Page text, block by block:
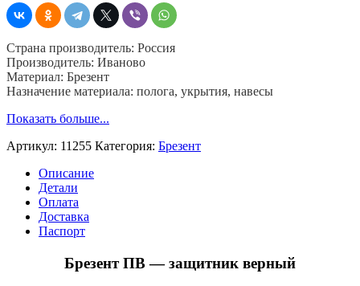
90,
пл.
гр,
Иваново,
хб
40%,
40%,
джут
20%
Страна производитель: Россия
Производитель: Иваново
Материал: Брезент
Назначение материала: полога, укрытия, навесы
Показать больше...
Артикул: 11255 Категория: Брезент
Описание
Детали
Оплата
Доставка
Паспорт
Брезент ПВ — защитник верный